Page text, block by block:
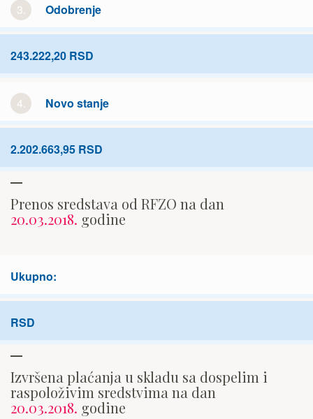
3. Odobrenje
243.222,20 RSD
4. Novo stanje
2.202.663,95 RSD
Prenos sredstava od RFZO na dan
20.03.2018. godine
Ukupno:
RSD
Izvršena plaćanja u skladu sa dospelim i
raspoloživim sredstvima na dan
20.03.2018. godine